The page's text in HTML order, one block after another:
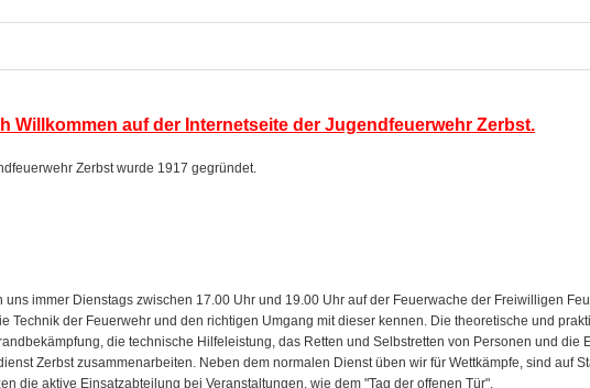
Willkommen auf der Internetseite der Jugendfeuerwehr Zerbst.
Zerbst wurde 1917 gegründet.
uns immer Dienstags zwischen 17.00 Uhr und 19.00 Uhr auf der Feuerwache der Freiwilligen
Technik der Feuerwehr und den richtigen Umgang mit dieser kennen. Die theoretische und
die technische Hilfeleistung, das Retten und Selbstretten von Personen und die
Zerbst zusammenarbeiten. Neben dem normalen Dienst üben wir für Wettkämpfe, sind auf
die aktive Einsatzabteilung bei Veranstaltungen, wie dem "Tag der offenen Tür".